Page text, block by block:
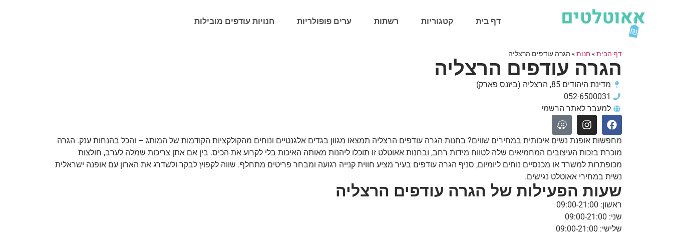
דף בית קטגוריות רשתות ערים פופולריות חנויות עודפים מובילות
דף הבית» חנות» הגרה עודפים הרצליה
הגרה עודפים הרצליה
מדינת היהודים 85, הרצליה (ביזנס פארק)
052-6500031
למעבר לאתר הרשמי
מחפשות אופנת נשים איכותית במחירים שווים? בחנות הגרה עודפים הרצליה תמצאו מגוון בגדים אלגנטיים ונוחים מהקולקציות הקודמות של המותג – והכל בהנחות ענק. הגרה
מוכרת בזכות העיצובים המחמיאים שלה לטווח מידות רחב, ובחנות אאוטלט זו תוכלו ליהנות מאותה האיכות בלי לקרוע את הכיס. בין אם אתן צריכות שמלה לערב, חולצות
מכופתרות למשרד או מכנסיים נוחים ליומיום, סניף הגרה עודפים בעיר מציע חווית קנייה רגועה ומבחר פריטים מתחלף. שווה לקפוץ לבקר ולשדרג את הארון עם אופנה ישראלית
נשית במחירי אאוטלט נגישים.
שעות הפעילות של הגרה עודפים הרצליה
ראשון: 09:00-21:00
שני: 09:00-21:00
שלישי: 09:00-21:00